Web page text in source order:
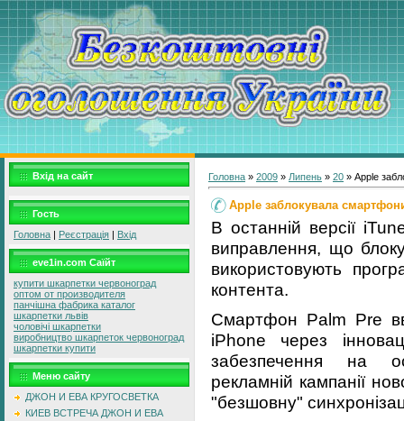
Вхід на сайт
Гость
Головна | Реєстрація | Вхід
eve1in.com Саїйт
купити шкарпетки червоноград
оптом от производителя
панчішна фабрика каталог
шкарпетки львів
чоловічі шкарпетки
виробництво шкарпеток червоноград
шкарпетки купити
Меню сайту
ДЖОН И ЕВА КРУГОСВЕТКА
КИЕВ ВСТРЕЧА ДЖОН И ЕВА
Головна » 2009 » Липень » 20 » Apple
Apple заблокувала
В останній версії
виправлення, що
використовують
контента.
Смартфон Palm Pre
iPhone через
забезпечення на
рекламній кампанії
"безшовну"